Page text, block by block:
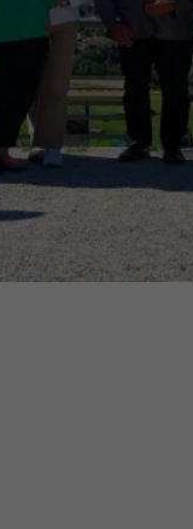
Fachwirt
Negativerklärung
Prüfbericht